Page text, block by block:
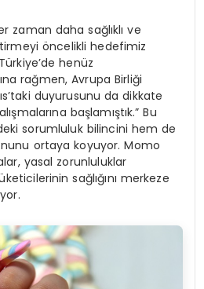
zaman daha sağlıklı ve
öncelikli hedefimiz
henüz
rağmen, Avrupa Birliği
duyurusunu da dikkate
başlamıştık.” Bu
sorumluluk bilincini hem de
ortaya koyuyor. Momo
yasal zorunluluklar
sağlığını merkeze